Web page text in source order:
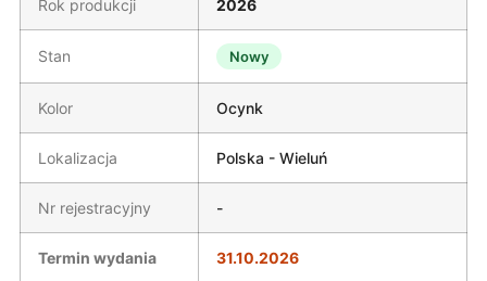
Rok produkcji 2026
Stan Nowy
Kolor Ocynk
Lokalizacja Polska - Wieluń
Nr rejestracyjny -
Termin wydania 31.10.2026